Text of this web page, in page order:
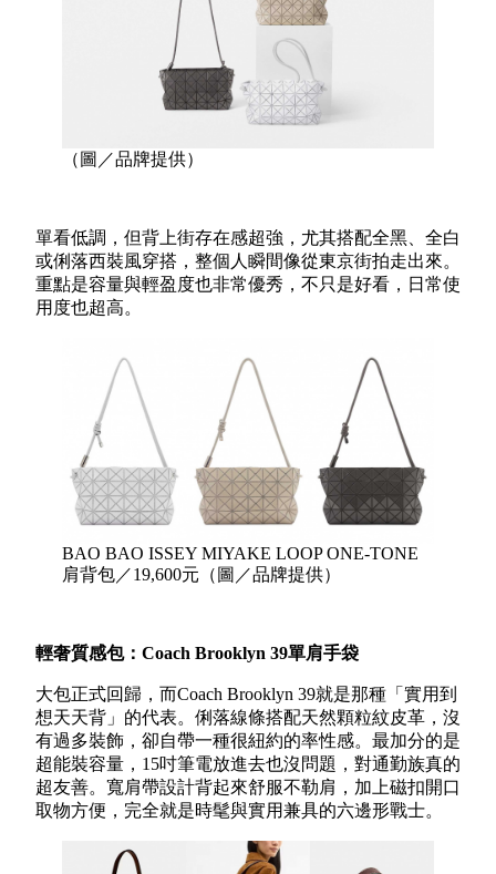
（圖／品牌提供）
單看低調，但背上街存在感超強，尤其搭配全黑、全白
或俐落西裝風穿搭，整個人瞬間像從東京街拍走出來。
重點是容量與輕盈度也非常優秀，不只是好看，日常使
用度也超高。
BAO BAO ISSEY MIYAKE LOOP ONE-TONE
肩背包／19,600元（圖／品牌提供）
輕奢質感包：Coach Brooklyn 39單肩手袋
大包正式回歸，而Coach Brooklyn 39就是那種「實用到
想天天背」的代表。俐落線條搭配天然顆粒紋皮革，沒
有過多裝飾，卻自帶一種很紐約的率性感。最加分的是
超能裝容量，15吋筆電放進去也沒問題，對通勤族真的
超友善。寬肩帶設計背起來舒服不勒肩，加上磁扣開口
取物方便，完全就是時髦與實用兼具的六邊形戰士。